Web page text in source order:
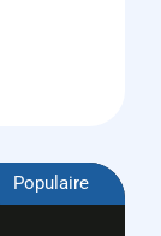
Populaire